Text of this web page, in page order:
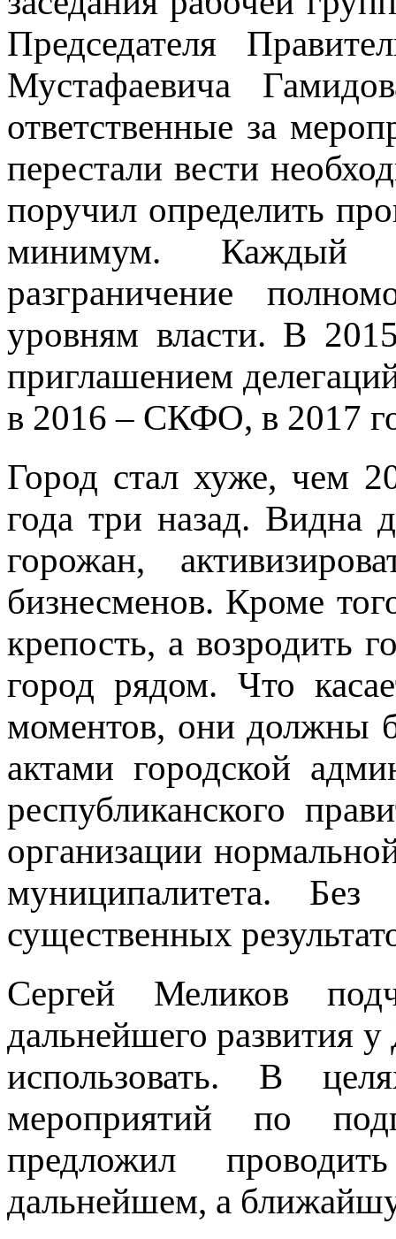
Председателя
Мустафаевича
ответственные за
перестали вести
поручил определить
минимум. Каждый
разграничение
уровням власти. В
приглашением
в 2016 – СКФО, в 2017
Город стал хуже, чем
года три назад. Видна
горожан,
бизнесменов. Кроме
крепость, а возродить
город рядом. Что
моментов, они должны
актами городской
республиканского
организации
муниципалитета.
существенных
Сергей Меликов
дальнейшего развития
использовать. В
мероприятий по
предложил
дальнейшем, а